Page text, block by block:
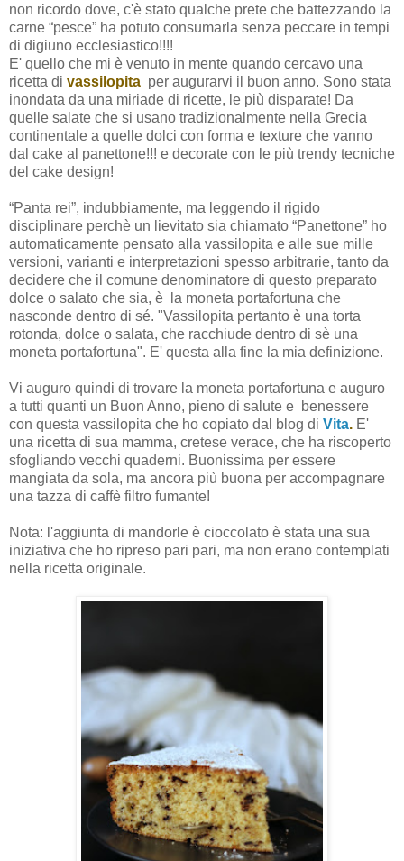
non ricordo dove, c'è stato qualche prete che battezzando la
carne “pesce” ha potuto consumarla senza peccare in tempi
di digiuno ecclesiastico!!!!
E' quello che mi è venuto in mente quando cercavo una
ricetta di vassilopita per augurarvi il buon anno. Sono stata
inondata da una miriade di ricette, le più disparate! Da
quelle salate che si usano tradizionalmente nella Grecia
continentale a quelle dolci con forma e texture che vanno
dal cake al panettone!!! e decorate con le più trendy tecniche
del cake design!
“Panta rei”, indubbiamente, ma leggendo il rigido
disciplinare perchè un lievitato sia chiamato “Panettone” ho
automaticamente pensato alla vassilopita e alle sue mille
versioni, varianti e interpretazioni spesso arbitrarie, tanto da
decidere che il comune denominatore di questo preparato
dolce o salato che sia, è
la moneta portafortuna che
nasconde dentro di sé. "Vassilopita pertanto è una torta
rotonda, dolce o salata, che racchiude dentro di sè una
moneta portafortuna". E' questa alla fine la mia definizione.
Vi auguro quindi di trovare la moneta portafortuna e auguro
a tutti quanti un Buon Anno, pieno di salute e benessere
con questa vassilopita che ho copiato dal blog di Vita. E'
una ricetta di sua mamma, cretese verace, che ha riscoperto
sfogliando vecchi quaderni. Buonissima per essere
mangiata da sola, ma ancora più buona per accompagnare
una tazza di caffè filtro fumante!
Nota: l'aggiunta di mandorle è cioccolato è stata una sua
iniziativa che ho ripreso pari pari, ma non erano contemplati
nella ricetta originale.